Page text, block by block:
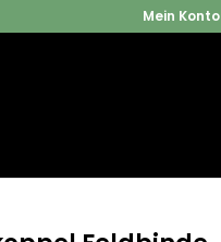
Mein Konto
Products